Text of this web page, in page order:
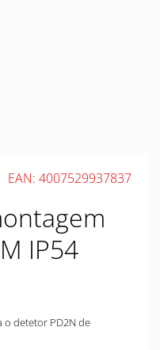
EAN: 4007529937837
IP54
o detetor PD2N de